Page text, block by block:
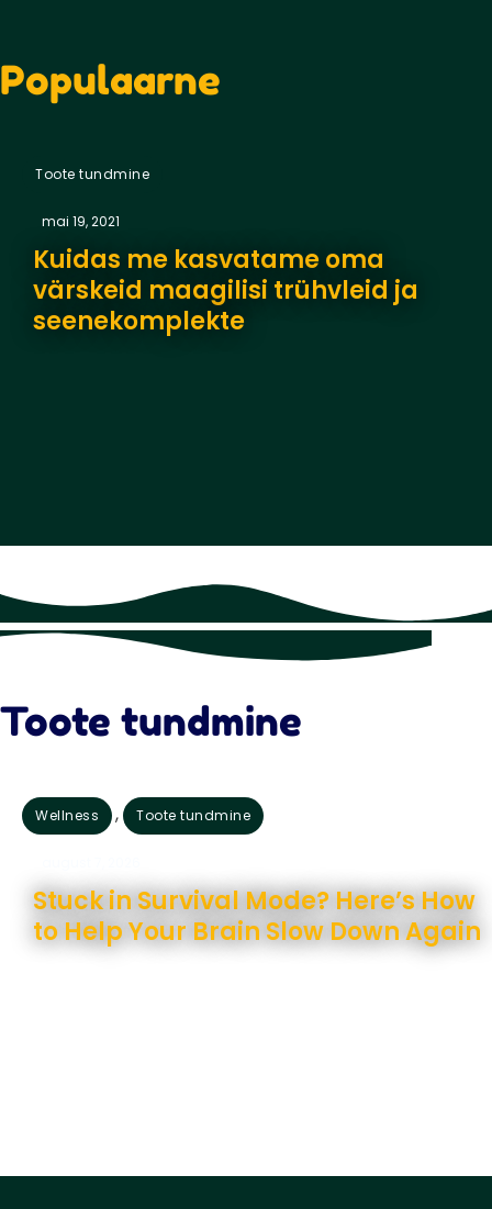
Populaarne
Toote tundmine
mai 19, 2021
Kuidas me kasvatame oma
värskeid maagilisi trühvleid ja
seenekomplekte
Toote tundmine
Wellness , Toote tundmine
Stuck in Survival Mode? Here’s How
to Help Your Brain Slow Down Again